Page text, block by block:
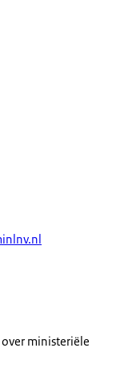
ministeriële